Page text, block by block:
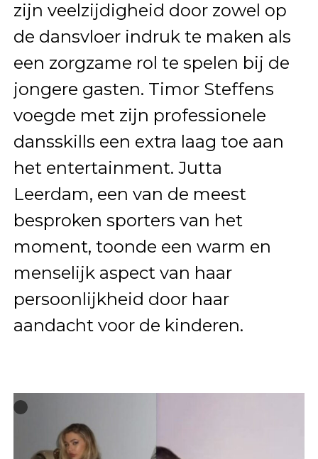
zijn veelzijdigheid door zowel op
de dansvloer indruk te maken als
een zorgzame rol te spelen bij de
jongere gasten. Timor Steffens
voegde met zijn professionele
dansskills een extra laag toe aan
het entertainment. Jutta
Leerdam, een van de meest
besproken sporters van het
moment, toonde een warm en
menselijk aspect van haar
persoonlijkheid door haar
aandacht voor de kinderen.